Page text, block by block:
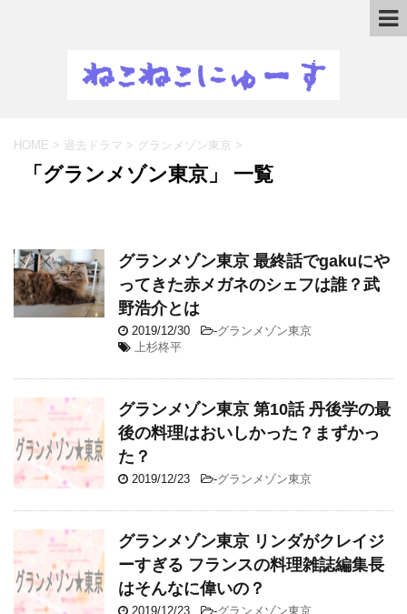
HOME > 過去ドラマ > グランメゾン東京 >
「グランメゾン東京」 一覧
グランメゾン東京 最終話でgakuにや
ってきた赤メガネのシェフは誰？武
野浩介とは
2019/12/30 -グランメゾン東京
上杉柊平
グランメゾン東京 第10話 丹後学の最
後の料理はおいしかった？まずかっ
た？
2019/12/23 -グランメゾン東京
グランメゾン東京 リンダがクレイジ
ーすぎる フランスの料理雑誌編集長
はそんなに偉いの？
2019/12/23 -グランメゾン東京